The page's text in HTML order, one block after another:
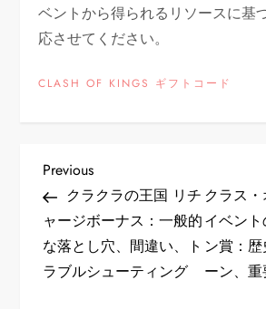
ベントから得られるリソースに基
応させてください。
CLASH OF KINGS ギフトコード
P
o
s
Previous
Post
Previous
クラクラの王国 リチ
ャージボーナス：一般的
な落とし穴、間違い、ト
ラブルシューティング
クラス
イベン
ン賞：
ーン、